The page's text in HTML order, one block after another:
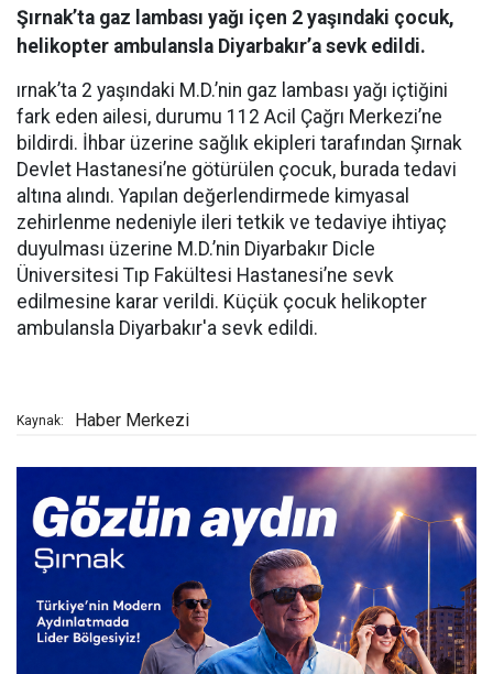
Şırnak’ta gaz lambası yağı içen 2 yaşındaki çocuk,
helikopter ambulansla Diyarbakır’a sevk edildi.
ırnak’ta 2 yaşındaki M.D.’nin gaz lambası yağı içtiğini
fark eden ailesi, durumu 112 Acil Çağrı Merkezi’ne
bildirdi. İhbar üzerine sağlık ekipleri tarafından Şırnak
Devlet Hastanesi’ne götürülen çocuk, burada tedavi
altına alındı. Yapılan değerlendirmede kimyasal
zehirlenme nedeniyle ileri tetkik ve tedaviye ihtiyaç
duyulması üzerine M.D.’nin Diyarbakır Dicle
Üniversitesi Tıp Fakültesi Hastanesi’ne sevk
edilmesine karar verildi. Küçük çocuk helikopter
ambulansla Diyarbakır'a sevk edildi.
Kaynak: Haber Merkezi